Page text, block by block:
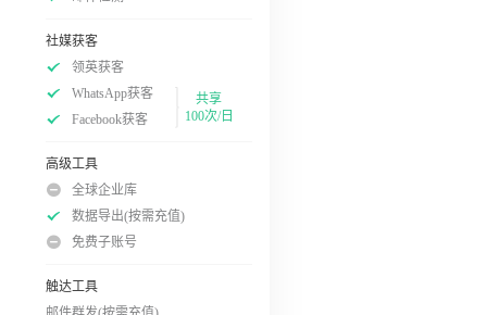
社媒获客
领英获客
WhatsApp获客
Facebook获客
共享
100次/日
高级工具
全球企业库
数据导出(按需充值)
免费子账号
触达工具